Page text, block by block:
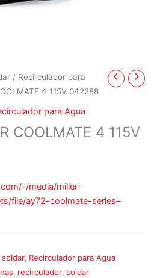
/ Recirculador para
4 115V 042288
para Agua
COOLMATE 4 115V
media/miller-
file/ay72-coolmate-series–
soldar, Recirculador para Agua
, recirculador, soldar